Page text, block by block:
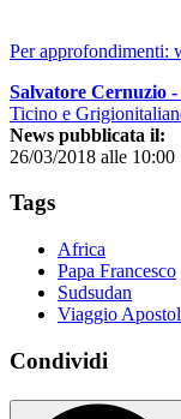
Per approfondimenti:
Salvatore Cernuzio
Ticino e
News pubblicata il:
26/03/2018 alle 10:00
Tags
Africa
Papa Francesco
Sudsudan
Viaggio
Condividi